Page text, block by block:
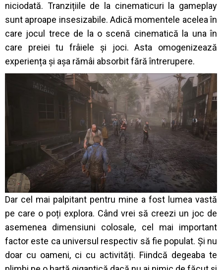
niciodată. Tranzițiile de la cinematicuri la gameplay
sunt aproape insesizabile. Adică momentele acelea în
care jocul trece de la o scenă cinematică la una în
care preiei tu frâiele și joci. Asta omogenizează
experiența și așa rămâi absorbit fără întrerupere.
Dar cel mai palpitant pentru mine a fost lumea vastă
pe care o poți explora. Când vrei să creezi un joc de
asemenea dimensiuni colosale, cel mai important
factor este ca universul respectiv să fie populat. Și nu
doar cu oameni, ci cu activități. Fiindcă degeaba te